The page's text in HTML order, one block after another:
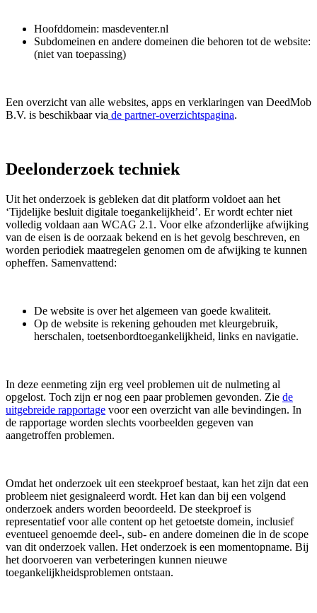
Hoofddomein: masdeventer.nl
Subdomeinen en andere domeinen die behoren tot de website:
(niet van toepassing)
Een overzicht van alle websites, apps en verklaringen van DeedMob
B.V. is beschikbaar via de partner-overzichtspagina.
Deelonderzoek techniek
Uit het onderzoek is gebleken dat dit platform voldoet aan het
‘Tijdelijke besluit digitale toegankelijkheid’. Er wordt echter niet
volledig voldaan aan WCAG 2.1. Voor elke afzonderlijke afwijking
van de eisen is de oorzaak bekend en is het gevolg beschreven, en
worden periodiek maatregelen genomen om de afwijking te kunnen
opheffen. Samenvattend:
De website is over het algemeen van goede kwaliteit.
Op de website is rekening gehouden met kleurgebruik,
herschalen, toetsenbordtoegankelijkheid, links en navigatie.
In deze eenmeting zijn erg veel problemen uit de nulmeting al
opgelost. Toch zijn er nog een paar problemen gevonden. Zie de
uitgebreide rapportage voor een overzicht van alle bevindingen. In
de rapportage worden slechts voorbeelden gegeven van
aangetroffen problemen.
Omdat het onderzoek uit een steekproef bestaat, kan het zijn dat een
probleem niet gesignaleerd wordt. Het kan dan bij een volgend
onderzoek anders worden beoordeeld. De steekproef is
representatief voor alle content op het getoetste domein, inclusief
eventueel genoemde deel-, sub- en andere domeinen die in de scope
van dit onderzoek vallen. Het onderzoek is een momentopname. Bij
het doorvoeren van verbeteringen kunnen nieuwe
toegankelijkheidsproblemen ontstaan.